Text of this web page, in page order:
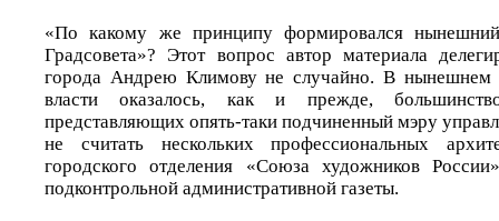
«По какому же принципу формировался
Градсовета»? Этот вопрос автор материала
города Андрею Климову не случайно. В нынешнем
власти оказалось, как и прежде,
представляющих опять-таки подчиненный мэру
не считать нескольких профессиональных
городского отделения «Союза художников
подконтрольной административной газеты.